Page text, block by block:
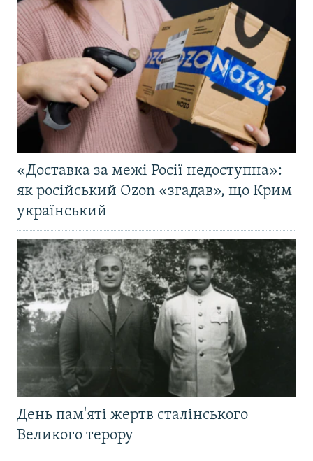
«Доставка за межі Росії недоступна»:
як російський Ozon «згадав», що Крим
український
День пам'яті жертв сталінського
Великого терору